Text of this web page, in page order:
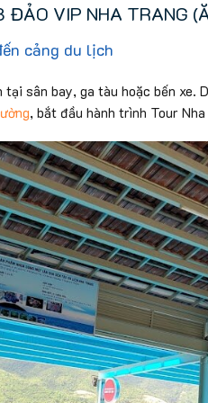
ĐẢO VIP NHA TRANG
cảng du lịch
sân bay, ga tàu hoặc bến
, bắt đầu hành trình Tour